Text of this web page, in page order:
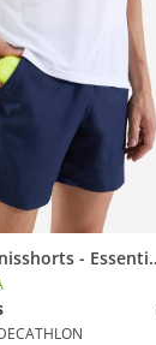
Herren